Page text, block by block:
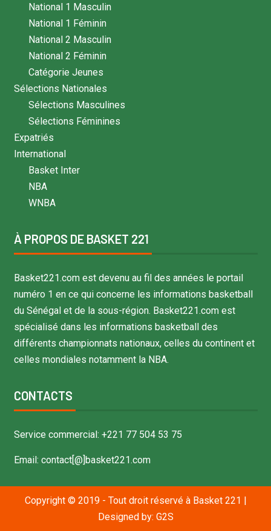
National 1 Masculin
National 1 Féminin
National 2 Masculin
National 2 Féminin
Catégorie Jeunes
Sélections Nationales
Sélections Masculines
Sélections Féminines
Expatriés
International
Basket Inter
NBA
WNBA
À PROPOS DE BASKET 221
Basket221.com est devenu au fil des années le portail
numéro 1 en ce qui concerne les informations basketball
du Sénégal et de la sous-région. Basket221.com est
spécialisé dans les informations basketball des
différents championnats nationaux, celles du continent et
celles mondiales notamment la NBA.
CONTACTS
Service commercial: +221 77 504 53 75
Email: contact[@]basket221.com
Copyright © 2019 - Tout droit réservé à Basket 221 |
Designed by: G2S